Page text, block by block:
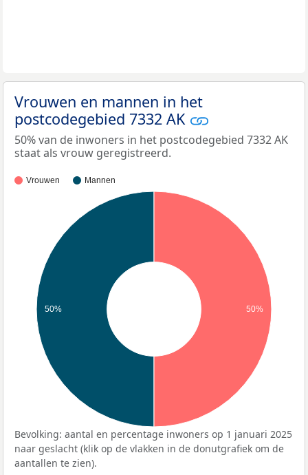
Vrouwen en mannen in het
postcodegebied 7332 AK
50% van de inwoners in het postcodegebied 7332 AK
staat als vrouw geregistreerd.
Vrouwen Mannen
50% 50%
Bevolking: aantal en percentage inwoners op 1 januari 2025
naar geslacht (klik op de vlakken in de donutgrafiek om de
aantallen te zien).